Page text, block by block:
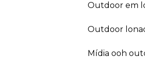
outdoor em
outdoor
mídia ooh